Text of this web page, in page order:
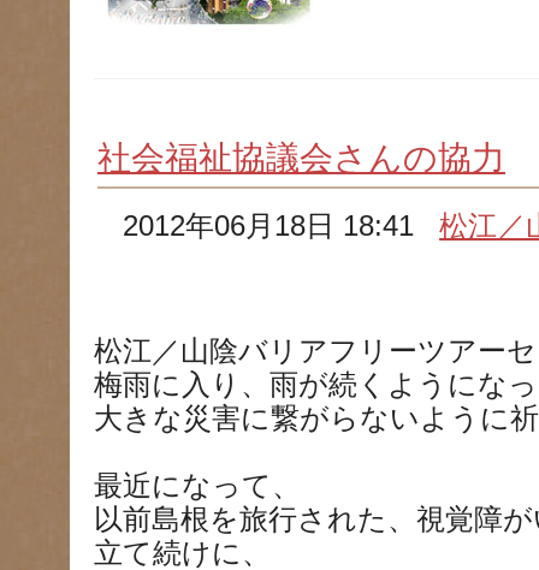
社会福祉協議会さんの協力
2012年06月18日 18:41松江／
松江／山陰バリアフリーツアー
梅雨に入り、雨が続くようにな
大きな災害に繋がらないように
最近になって、
以前島根を旅行された、視覚障
立て続けに、